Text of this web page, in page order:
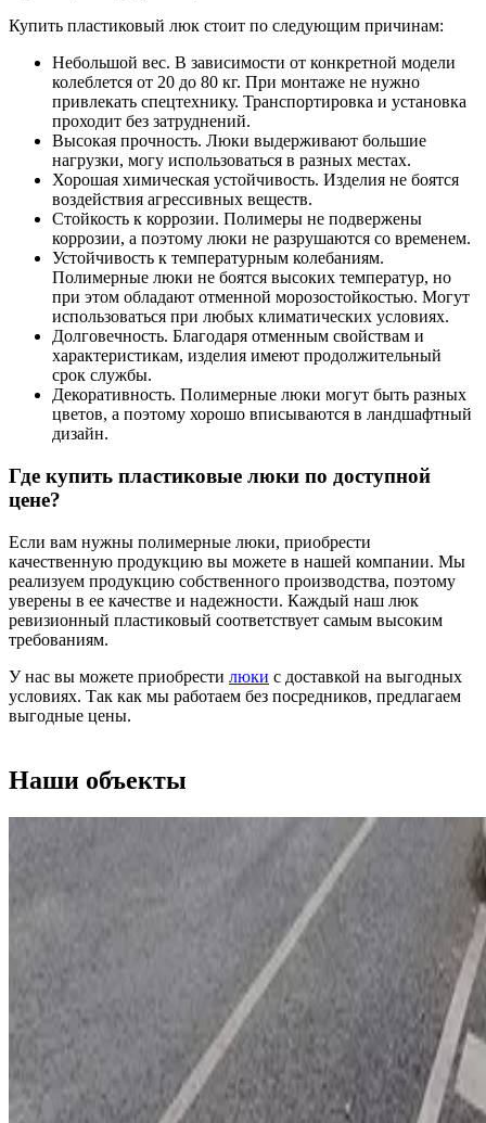
Купить пластиковый люк стоит по следующим причинам:
Небольшой вес. В зависимости от конкретной модели
колеблется от 20 до 80 кг. При монтаже не нужно
привлекать спецтехнику. Транспортировка и установка
проходит без затруднений.
Высокая прочность. Люки выдерживают большие
нагрузки, могу использоваться в разных местах.
Хорошая химическая устойчивость. Изделия не боятся
воздействия агрессивных веществ.
Стойкость к коррозии. Полимеры не подвержены
коррозии, а поэтому люки не разрушаются со временем.
Устойчивость к температурным колебаниям.
Полимерные люки не боятся высоких температур, но
при этом обладают отменной морозостойкостью. Могут
использоваться при любых климатических условиях.
Долговечность. Благодаря отменным свойствам и
характеристикам, изделия имеют продолжительный
срок службы.
Декоративность. Полимерные люки могут быть разных
цветов, а поэтому хорошо вписываются в ландшафтный
дизайн.
Где купить пластиковые люки по доступной
цене?
Если вам нужны полимерные люки, приобрести
качественную продукцию вы можете в нашей компании. Мы
реализуем продукцию собственного производства, поэтому
уверены в ее качестве и надежности. Каждый наш люк
ревизионный пластиковый соответствует самым высоким
требованиям.
У нас вы можете приобрести люки с доставкой на выгодных
условиях. Так как мы работаем без посредников, предлагаем
выгодные цены.
Наши объекты